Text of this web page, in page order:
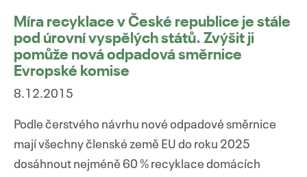
Míra recyklace v České republice je stále
pod úrovní vyspělých států. Zvýšit ji
pomůže nová odpadová směrnice
Evropské komise
8.12.2015
Podle čerstvého návrhu nové odpadové směrnice
mají všechny členské země EU do roku 2025
dosáhnout nejméně 60 % recyklace domácích